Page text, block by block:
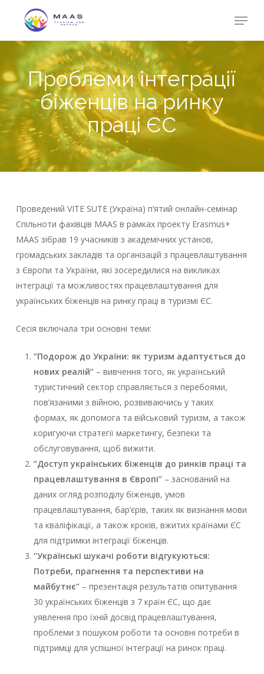
content
Menu
Проблеми інтеграції
біженців на ринку
праці ЄС
Проведений VITE SUTE (Україна) п’ятий онлайн-семінар
Спільноти фахівців MAAS в рамках проекту Erasmus+
MAAS зібрав 19 учасників з академічних установ,
громадських закладів та організацій з працевлаштування
з Європи та України, які зосередилися на викликах
інтеграції та можливостях працевлаштування для
українських біженців на ринку праці в туризмі ЄС.
Сесія включала три основні теми:
“Подорож до України: як туризм адаптується до
нових реалій” – вивчення того, як український
туристичний сектор справляється з перебоями,
пов’язаними з війною, розвиваючись у таких
формах, як допомога та військовий туризм, а також
коригуючи стратегії маркетингу, безпеки та
обслуговування, щоб вижити.
“Доступ українських біженців до ринків праці та
працевлаштування в Європі”– заснований на
даних огляд розподілу біженців, умов
працевлаштування, бар’єрів, таких як визнання мови
та кваліфікації, а також кроків, вжитих країнами ЄС
для підтримки інтеграції біженців.
“Українські шукачі роботи відгукуються:
Потреби, прагнення та перспективи на
майбутнє”– презентація результатів опитування
30 українських біженців з 7 країн ЄС, що дає
уявлення про їхній досвід працевлаштування,
проблеми з пошуком роботи та основні потреби в
підтримці для успішної інтеграції на ринок праці.
Menu